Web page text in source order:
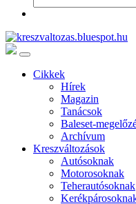
Cikkek
Hírek
Magazin
Tanácsok
Baleset-
Archívum
Kreszváltozások
Autósoknak
Motorosoknak
Teherautósoknak